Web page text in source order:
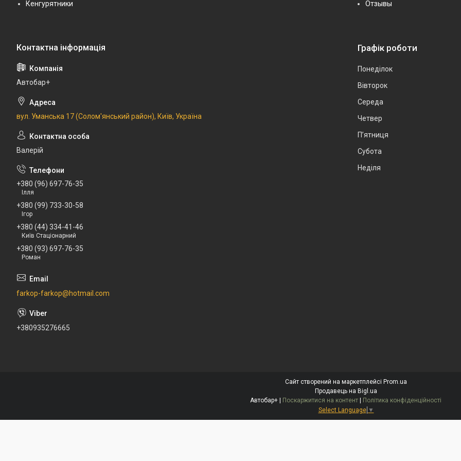
Кенгурятники
Отзывы
Автобар+
вул. Уманська 17 (Солом'янський район), Київ, Україна
Валерій
+380 (96) 697-76-35
Ілля
+380 (99) 733-30-58
Ігор
+380 (44) 334-41-46
Київ Стаціонарний
+380 (93) 697-76-35
Роман
farkop-farkop@hotmail.com
+380935276665
Графік роботи
Понеділок
Вівторок
Середа
Четвер
Пʼятниця
Субота
Неділя
Сайт створений на маркетплейсі Prom.ua
Продавець на Bigl.ua
Автобар+ | Поскаржитися на контент | Політика конфіденційності
Select Language ▼